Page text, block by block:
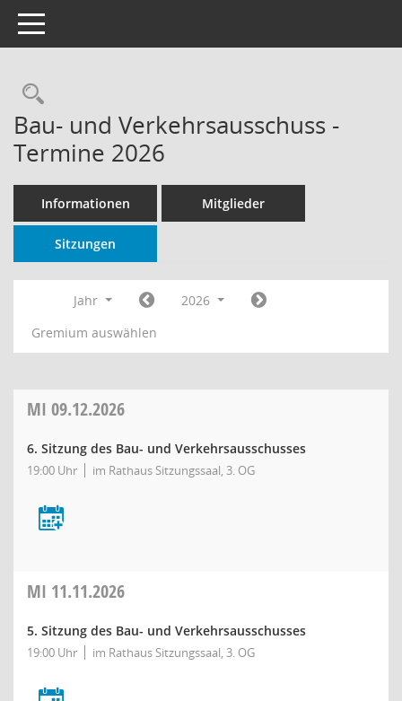
Toggle navigation
Rechercheauswahl
Bau- und Verkehrsausschuss -
Termine 2026
Informationen Mitglieder
Sitzungen
Jahr
2026
Gremium auswählen
MI 09.12.2026
6. Sitzung des Bau- und Verkehrsausschusses
19:00 Uhr im Rathaus Sitzungssaal, 3. OG
MI 11.11.2026
5. Sitzung des Bau- und Verkehrsausschusses
19:00 Uhr im Rathaus Sitzungssaal, 3. OG